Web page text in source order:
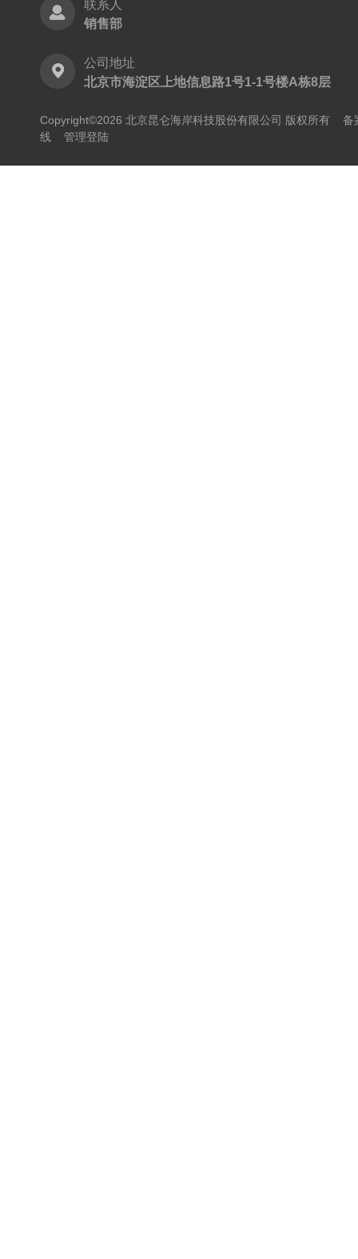
联系人
销售部
公司地址
北京市海淀区上地信息路1号1-1号楼A栋8层
Copyright©2026 北京昆仑海岸科技股份有限公司 版权所有 备
线
管理登陆